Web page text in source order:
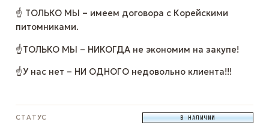
☝ ТОЛЬКО МЫ – имеем договора с Корейскими
питомниками.
☝ТОЛЬКО МЫ – НИКОГДА не экономим на закупе!
☝У нас нет – НИ ОДНОГО недовольно клиента!!!
СТАТУС В НАЛИЧИИ